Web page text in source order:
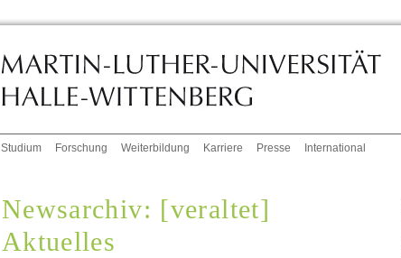
Studium Forschung Weiterbildung Karriere Presse International
Newsarchiv: [veraltet]
Aktuelles